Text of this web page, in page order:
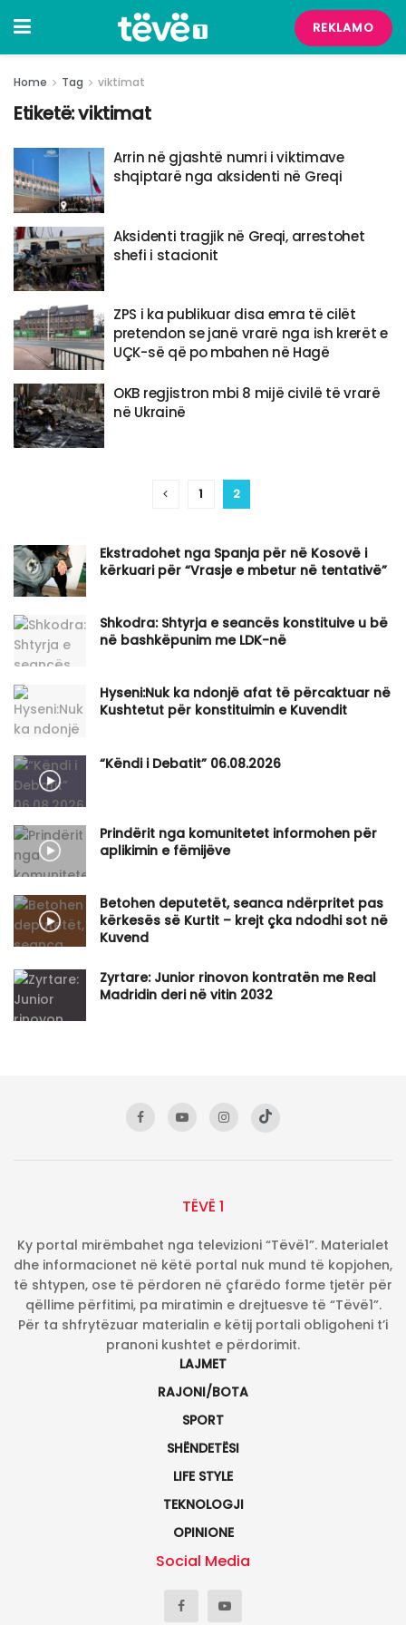
REKLAMO
Home Tag viktimat
Etiketë:viktimat
Arrin në gjashtë numri i viktimave
shqiptarë nga aksidenti në Greqi
Aksidenti tragjik në Greqi, arrestohet
shefi i stacionit
ZPS i ka publikuar disa emra të cilët
pretendon se janë vrarë nga ish krerët e
UÇK-së që po mbahen në Hagë
OKB regjistron mbi 8 mijë civilë të vrarë
në Ukrainë
1 2
Ekstradohet nga Spanja për në Kosovë i
kërkuari për “Vrasje e mbetur në tentativë”
Shkodra: Shtyrja e seancës konstituive u bë
në bashkëpunim me LDK-në
Hyseni:Nuk ka ndonjë afat të përcaktuar në
Kushtetut për konstituimin e Kuvendit
“Këndi i Debatit” 06.08.2026
Prindërit nga komunitetet informohen për
aplikimin e fëmijëve
Betohen deputetët, seanca ndërpritet pas
kërkesës së Kurtit – krejt çka ndodhi sot në
Kuvend
Zyrtare: Junior rinovon kontratën me Real
Madridin deri në vitin 2032
TËVË 1
Ky portal mirëmbahet nga televizioni “Tëvë1”. Materialet
dhe informacionet në këtë portal nuk mund të kopjohen,
të shtypen, ose të përdoren në çfarëdo forme tjetër për
qëllime përfitimi, pa miratimin e drejtuesve të “Tëvë1”.
Për ta shfrytëzuar materialin e këtij portali obligoheni t’i
pranoni kushtet e përdorimit.
LAJMET
RAJONI/BOTA
SPORT
SHËNDETËSI
LIFE STYLE
TEKNOLOGJI
OPINIONE
Social Media